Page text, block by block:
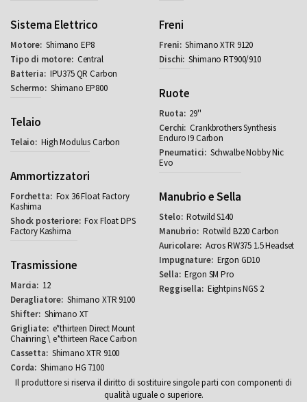
Sistema Elettrico
Shimano EP8
Central
IPU375 QR Carbon
Shimano EP800
Telaio
High Modulus Carbon
Ammortizzatori
Fox 36 Float Factory
Kashima
Fox Float DPS
Factory Kashima
Trasmissione
12
Shimano XTR 9100
Shimano XT
e*thirteen Direct Mount
Chainring \ e*thirteen Race Carbon
Shimano XTR 9100
Shimano HG 7100
Freni
Shimano XTR 9120
Shimano RT900/910
Ruote
29''
Crankbrothers Synthesis
Enduro I9 Carbon
Schwalbe Nobby Nic
Evo
Manubrio e Sella
Rotwild S140
Rotwild B220 Carbon
Acros RW375 1.5 Headset
Ergon GD10
Ergon SM Pro
Eightpins NGS 2
Il produttore si riserva il diritto di sostituire singole parti con componenti di
qualità uguale o superiore.